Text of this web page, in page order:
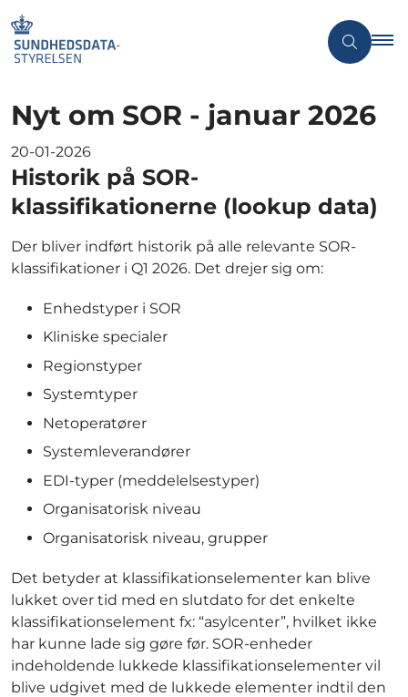
Nyt om SOR - januar 2026
20-01-2026
Historik på SOR-
klassifikationerne (lookup data)
Der bliver indført historik på alle relevante SOR-
klassifikationer i Q1 2026. Det drejer sig om:
Enhedstyper i SOR
Kliniske specialer
Regionstyper
Systemtyper
Netoperatører
Systemleverandører
EDI-typer (meddelelsestyper)
Organisatorisk niveau
Organisatorisk niveau, grupper
Det betyder at klassifikationselementer kan blive
lukket over tid med en slutdato for det enkelte
klassifikationselement fx: “asylcenter”, hvilket ikke
har kunne lade sig gøre før. SOR-enheder
indeholdende lukkede klassifikationselementer vil
blive udgivet med de lukkede elementer indtil den